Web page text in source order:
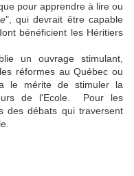
pour apprendre à lire ou
", qui devrait être capable
bénéficient les Héritiers
un ouvrage stimulant,
réformes au Québec ou
le mérite de stimuler la
de l'Ecole. Pour les
des débats qui traversent